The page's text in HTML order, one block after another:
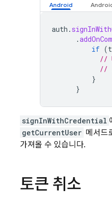
auth .
.
if (
//
//
}
}
signInWithCredential
getCurrentUser 메서드
가져올 수 있습니다.
토큰 취소